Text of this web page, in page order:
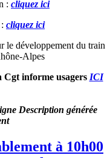
: cliquez ici
cliquez ici
le développement du train
Alpes
Cgt informe usagers ICI
à 10h00